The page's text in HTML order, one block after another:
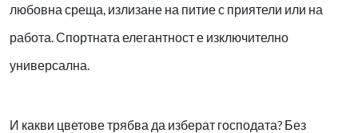
любовна среща, излизане на питие с приятели или на
работа. Спортната елегантност е изключително
универсална.
И какви цветове трябва да изберат господата? Без